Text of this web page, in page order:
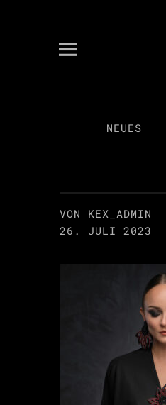
NEUES
VON KEX_ADMIN
26. JULI 2023